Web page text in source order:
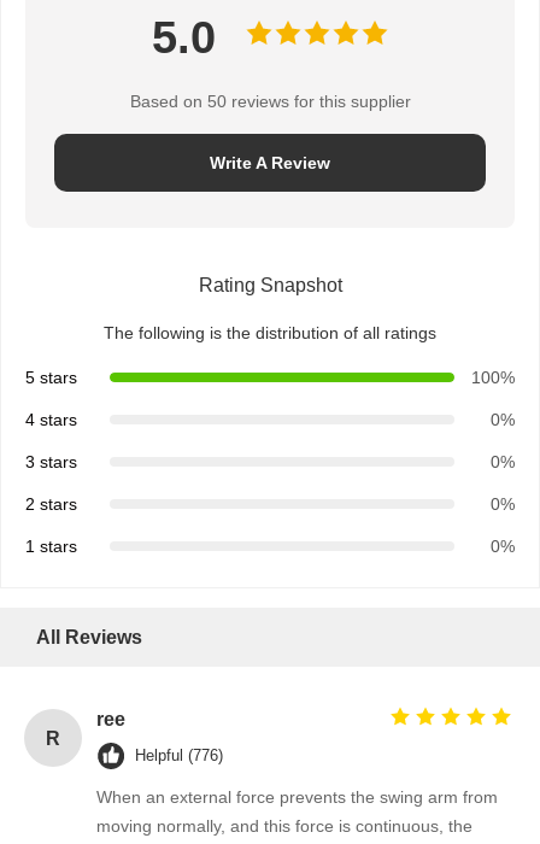
5.0
Based on 50 reviews for this supplier
Write A Review
Rating Snapshot
The following is the distribution of all ratings
5 stars 100%
4 stars 0%
3 stars 0%
2 stars 0%
1 stars 0%
All Reviews
R
ree
Helpful (776)
When an external force prevents the swing arm from
moving normally, and this force is continuous, the